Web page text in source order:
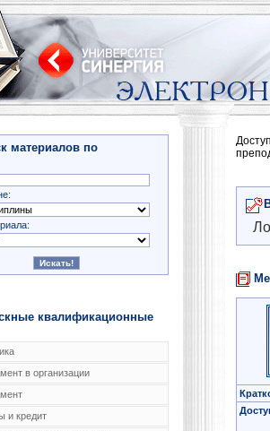
материалов по
квалификационные
в организации
и кредит